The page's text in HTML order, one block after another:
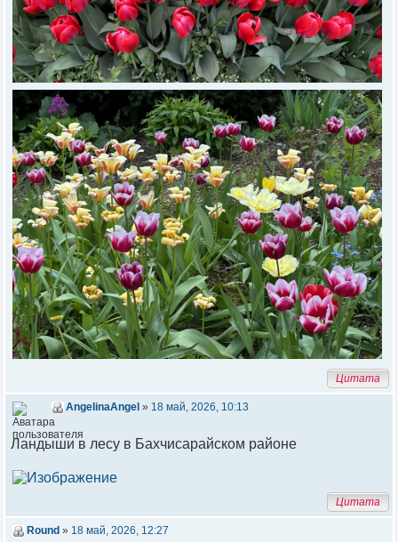
Цитата
AngelinaAngel » 18 май, 2026, 10:13
Ландыши в лесу в Бахчисарайском районе
Цитата
Round » 18 май, 2026, 12:27